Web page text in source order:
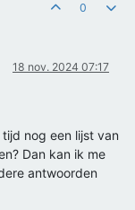
0
18 nov. 2024 07:17
nog een lijst van
Dan kan ik me
antwoorden